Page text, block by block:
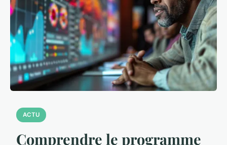
ACTU
Comprendre le programme